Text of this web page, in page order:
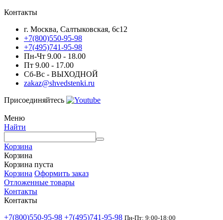
Контакты
г. Москва, Салтыковская, 6с12
+7(800)550-95-98
+7(495)741-95-98
Пн-Чт 9.00 - 18.00
Пт 9.00 - 17.00
Сб-Вс - ВЫХОДНОЙ
zakaz@shvedstenki.ru
Присоединяйтесь
Меню
Найти
Корзина
Корзина
Корзина пуста
Корзина Оформить заказ
Отложенные товары
Контакты
Контакты
+7(800)550-95-98 +7(495)741-95-98 Пн-Пт: 9:00-18:00